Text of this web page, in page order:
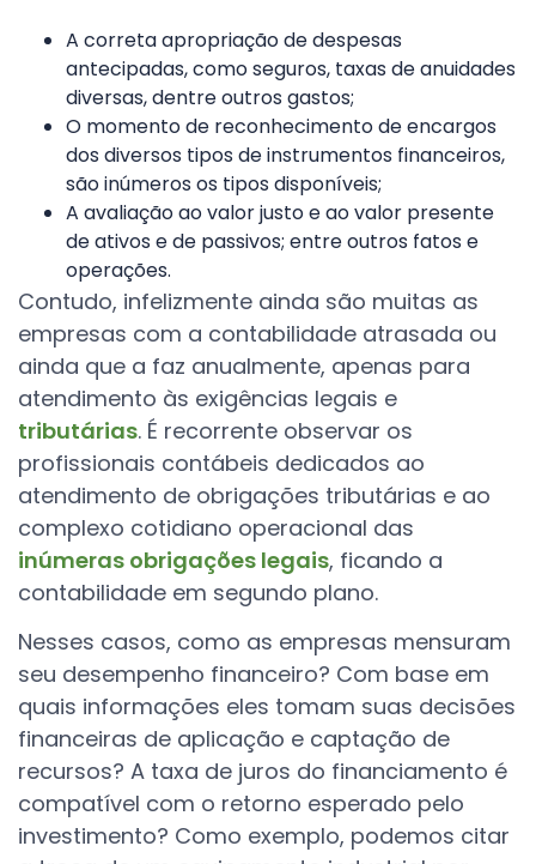
A correta apropriação de despesas
antecipadas, como seguros, taxas de anuidades
diversas, dentre outros gastos;
O momento de reconhecimento de encargos
dos diversos tipos de instrumentos financeiros,
são inúmeros os tipos disponíveis;
A avaliação ao valor justo e ao valor presente
de ativos e de passivos; entre outros fatos e
operações.
Contudo, infelizmente ainda são muitas as
empresas com a contabilidade atrasada ou
ainda que a faz anualmente, apenas para
atendimento às exigências legais e
tributárias. É recorrente observar os
profissionais contábeis dedicados ao
atendimento de obrigações tributárias e ao
complexo cotidiano operacional das
inúmeras obrigações legais, ficando a
contabilidade em segundo plano.
Nesses casos, como as empresas mensuram
seu desempenho financeiro? Com base em
quais informações eles tomam suas decisões
financeiras de aplicação e captação de
recursos? A taxa de juros do financiamento é
compatível com o retorno esperado pelo
investimento? Como exemplo, podemos citar